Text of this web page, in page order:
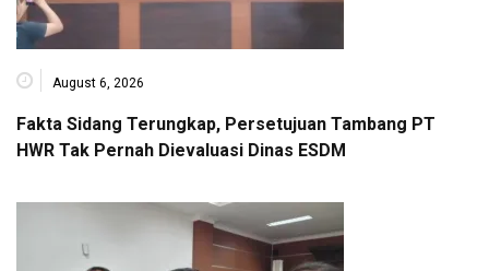
August 6, 2026
Fakta Sidang Terungkap, Persetujuan Tambang PT
HWR Tak Pernah Dievaluasi Dinas ESDM